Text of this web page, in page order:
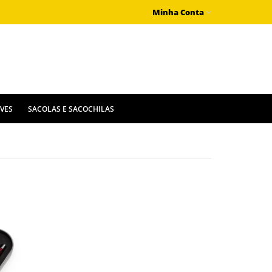
Minha Conta
SACOLAS E SACOCHILAS